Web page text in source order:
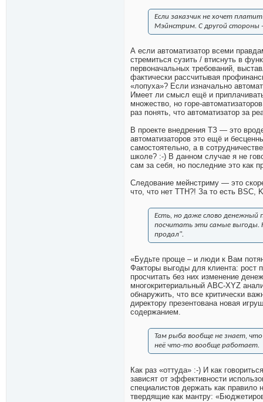
Если заказчик не хочет
Мэйнстрим. С другой стороны
А если автоматизатор всеми
стремиться сузить / втиснуть в
первоначальных требований,
фактически рассчитывая
«лопуха»? Если изначально
Имеет ли смысл ещё и
множество, но горе-
раз понять, что автоматизатор за
В проекте внедрения ТЗ — это
автоматизаторов это ещё и
самостоятельно, а в
школе? :-) В данном случае я не
сам за себя, но последние это как
Следование мейнстриму — это
что, что нет ТТН?! За то есть BSC,
Есть, но даже слово денежный
посчитать эти самые выгоды.
продал".
«Будьте проще – и люди к Вам
Факторы выгоды для клиента: рост
просчитать без них изменение
многокритериальный ABC-XYZ
обнаружить, что все критически
директору презентована новая
содержанием.
Там рыба вообще не знает,
неё что-то вообще работает.
Как раз «оттуда» :-) И как
зависят от эффективности
специалистов держать как
твердящие как мантру: